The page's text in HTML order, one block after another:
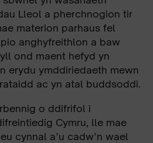
Lleol a pherchnogion tir
materion parhaus fel
anghyfreithlon a baw
ond maent hefyd yn
erydu ymddiriedaeth mewn
ac yn atal buddsoddi.
o ddifrifol i
Cymru, lle mae
cynnal a’u cadw’n wael